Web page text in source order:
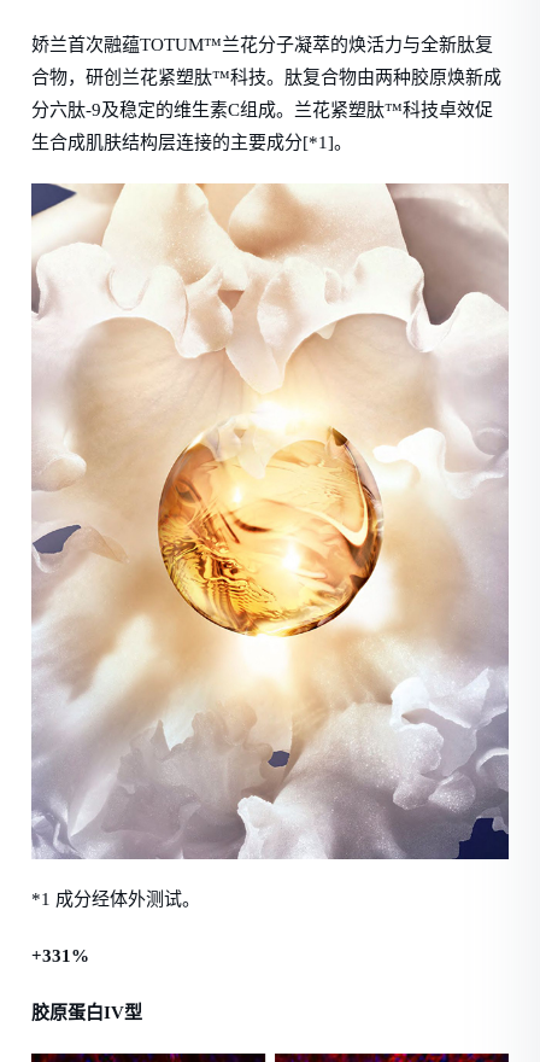
娇兰首次融蕴TOTUM™兰花分子凝萃的焕活力与全新肽复
合物，研创兰花紧塑肽™科技。肽复合物由两种胶原焕新成
分六肽-9及稳定的维生素C组成。兰花紧塑肽™科技卓效促
生合成肌肤结构层连接的主要成分[*1]。
*1 成分经体外测试。
+331%
胶原蛋白IV型